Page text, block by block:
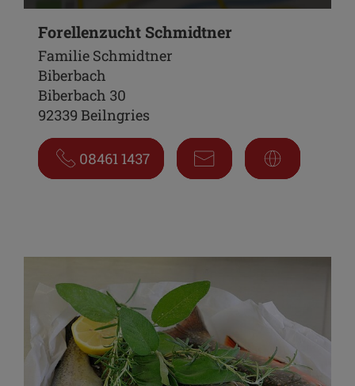
Forellenzucht Schmidtner
Familie Schmidtner
Biberbach
Biberbach 30
92339 Beilngries
08461 1437